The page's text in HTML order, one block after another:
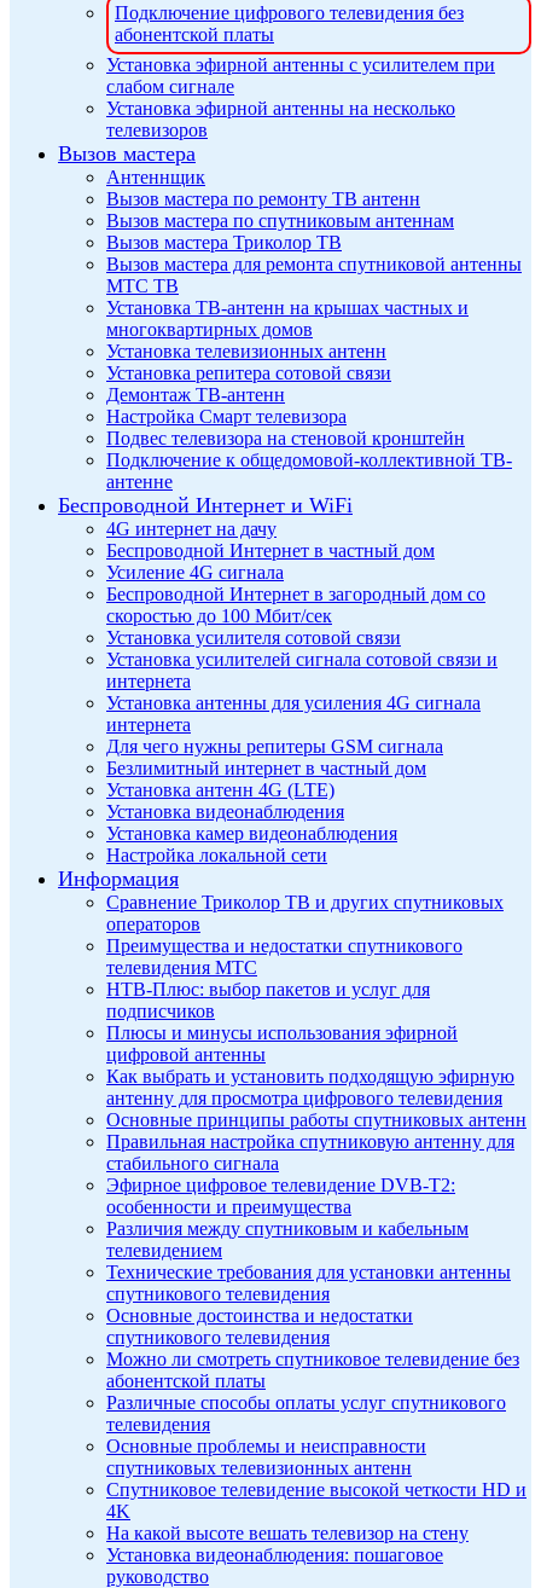
Подключение цифрового телевидения без
абонентской платы
Установка эфирной антенны с усилителем при
слабом сигнале
Установка эфирной антенны на несколько
телевизоров
Вызов мастера
Антеннщик
Вызов мастера по ремонту ТВ антенн
Вызов мастера по спутниковым антеннам
Вызов мастера Триколор ТВ
Вызов мастера для ремонта спутниковой антенны
МТС ТВ
Установка ТВ-антенн на крышах частных и
многоквартирных домов
Установка телевизионных антенн
Установка репитера сотовой связи
Демонтаж ТВ-антенн
Настройка Смарт телевизора
Подвес телевизора на стеновой кронштейн
Подключение к общедомовой-коллективной ТВ-
антенне
Беспроводной Интернет и WiFi
4G интернет на дачу
Беспроводной Интернет в частный дом
Усиление 4G сигнала
Беспроводной Интернет в загородный дом со
скоростью до 100 Мбит/сек
Установка усилителя сотовой связи
Установка усилителей сигнала сотовой связи и
интернета
Установка антенны для усиления 4G сигнала
интернета
Для чего нужны репитеры GSM сигнала
Безлимитный интернет в частный дом
Установка антенн 4G (LTE)
Установка видеонаблюдения
Установка камер видеонаблюдения
Настройка локальной сети
Информация
Сравнение Триколор ТВ и других спутниковых
операторов
Преимущества и недостатки спутникового
телевидения МТС
НТВ-Плюс: выбор пакетов и услуг для
подписчиков
Плюсы и минусы использования эфирной
цифровой антенны
Как выбрать и установить подходящую эфирную
антенну для просмотра цифрового телевидения
Основные принципы работы спутниковых антенн
Правильная настройка спутниковую антенну для
стабильного сигнала
Эфирное цифровое телевидение DVB-T2:
особенности и преимущества
Различия между спутниковым и кабельным
телевидением
Технические требования для установки антенны
спутникового телевидения
Основные достоинства и недостатки
спутникового телевидения
Можно ли смотреть спутниковое телевидение без
абонентской платы
Различные способы оплаты услуг спутникового
телевидения
Основные проблемы и неисправности
спутниковых телевизионных антенн
Спутниковое телевидение высокой четкости HD и
4K
На какой высоте вешать телевизор на стену
Установка видеонаблюдения: пошаговое
руководство